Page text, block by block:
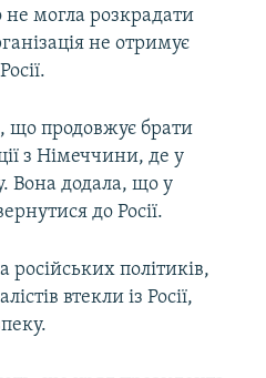
могла розкрадати
не отримує
що продовжує брати
з Німеччини, де у
Вона додала, що у
до Росії.
російських політиків,
втекли із Росії,